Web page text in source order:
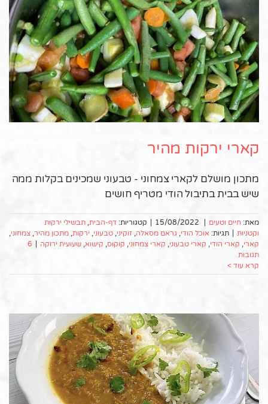
קארי ירקות מהיר
מתכון מושלם לקארי צמחוני - טבעוני שמכינים בקלות ממה
שיש בבית בתיבול הודי מטריף חושים
מאת: חיים וטעים 15/08/2022 קטגוריות: דף-הבית, תבשילי ירקות
וקטניות
תגיות: אוכל הודי, גראם מסאלה, זוקיני, טבעוני, ירקות, מתכון מהיר, צמחוני,
קארי, קארי הודי, קארי טבעוני, קארי צמחוני, קוקוס, קישוא, שעועית ירוקה
6
תגובות
קרא עוד >